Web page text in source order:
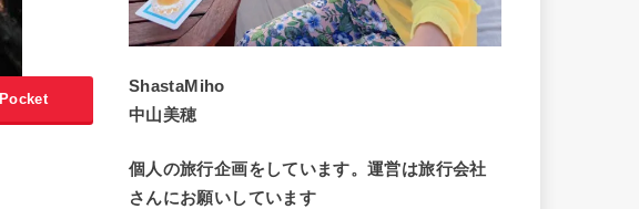
Pocket
ShastaMiho
中山美穂
個人の旅行企画をしています。運営は旅行会社
さんにお願いしています